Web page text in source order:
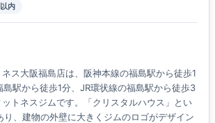
内
ス大阪福島店は、阪神本線の福島駅から徒歩1
島駅から徒歩1分、JR環状線の福島駅から徒歩3
トネスジムです。「クリスタルハウス」とい
り、建物の外壁に大きくジムのロゴがデザイン